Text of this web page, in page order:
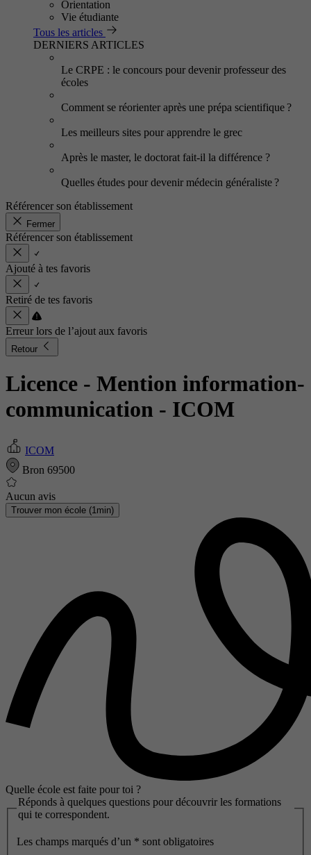
Orientation
Vie étudiante
Tous les articles
DERNIERS ARTICLES
Le CRPE : le concours pour devenir professeur des
écoles
Comment se réorienter après une prépa scientifique ?
Les meilleurs sites pour apprendre le grec
Après le master, le doctorat fait-il la différence ?
Quelles études pour devenir médecin généraliste ?
Référencer son établissement
Fermer
Référencer son établissement
Ajouté à tes favoris
Retiré de tes favoris
Erreur lors de l’ajout aux favoris
Retour
Licence - Mention information-
communication - ICOM
ICOM
Bron 69500
Aucun avis
Trouver mon école (1min)
Quelle école est faite pour toi ?
Réponds à quelques questions pour découvrir les formations
qui te correspondent.
Les champs marqués d’un * sont obligatoires